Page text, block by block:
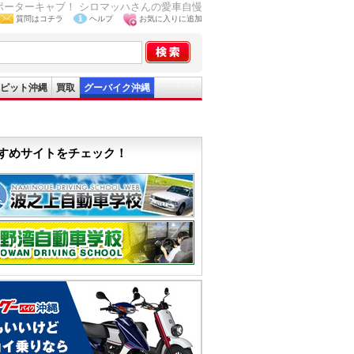
ターキャブ！ シロマッハさんの愛車自慢
質問はコチラ ヘルプ お気に入りに追加
ット沖縄 買取 グーバイク沖縄
めサイトをチェック！